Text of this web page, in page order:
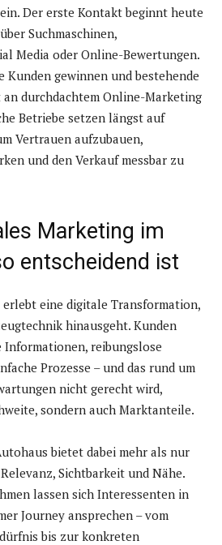
Der erste Kontakt beginnt heute
Suchmaschinen,
Media oder Online-Bewertungen.
Kunden gewinnen und bestehende
an durchdachtem Online-Marketing
Betriebe setzen längst auf
Vertrauen aufzubauen,
und den Verkauf messbar zu
Marketing im
entscheidend ist
eine digitale Transformation,
hinausgeht. Kunden
reibungslose
Prozesse – und das rund um
nicht gerecht wird,
sondern auch Marktanteile.
bietet dabei mehr als nur
Sichtbarkeit und Nähe.
lassen sich Interessenten in
Journey ansprechen – vom
bis zur konkreten